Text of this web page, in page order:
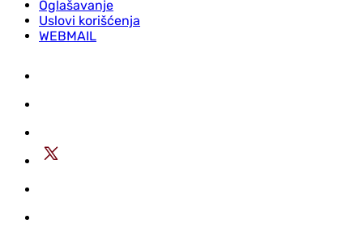
Oglašavanje
Uslovi korišćenja
WEBMAIL